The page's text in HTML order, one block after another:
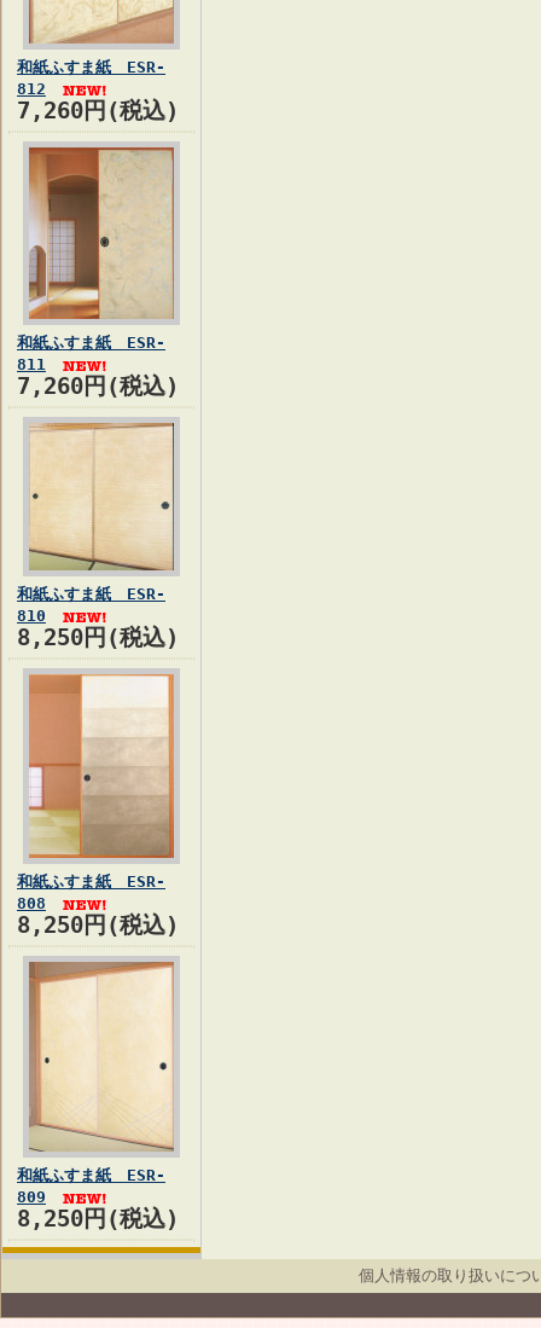
和紙ふすま紙 ESR-
812
7,260円(税込)
和紙ふすま紙 ESR-
811
7,260円(税込)
和紙ふすま紙 ESR-
810
8,250円(税込)
和紙ふすま紙 ESR-
808
8,250円(税込)
和紙ふすま紙 ESR-
809
8,250円(税込)
個人情報の取り扱いにつ